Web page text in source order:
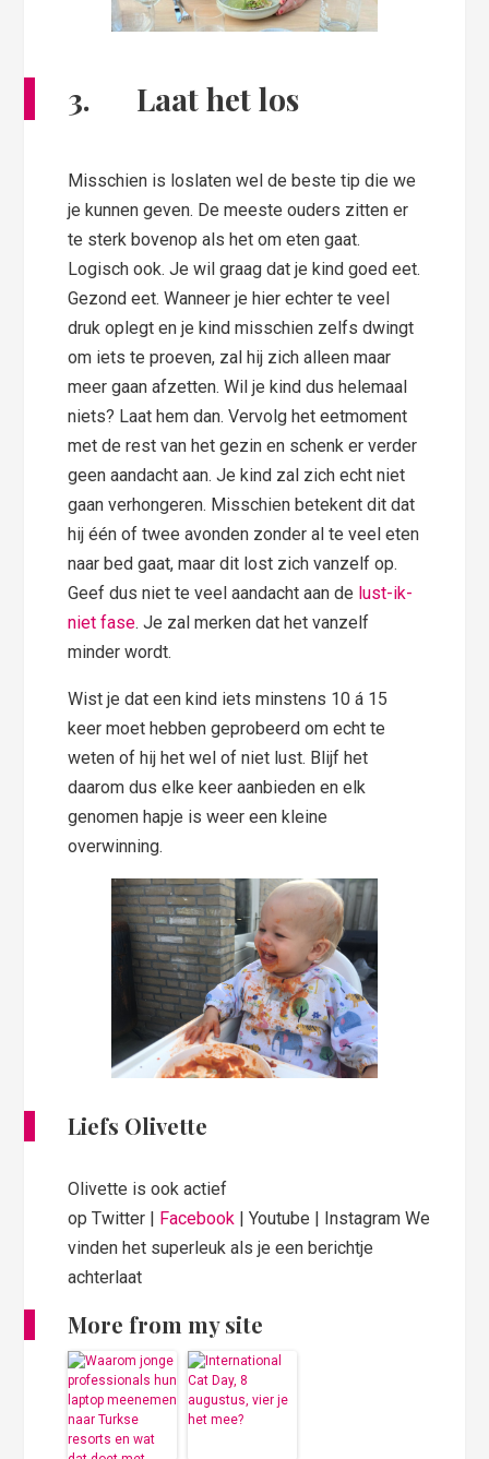
3. Laat het los
Misschien is loslaten wel de beste tip die we
je kunnen geven. De meeste ouders zitten er
te sterk bovenop als het om eten gaat.
Logisch ook. Je wil graag dat je kind goed eet.
Gezond eet. Wanneer je hier echter te veel
druk oplegt en je kind misschien zelfs dwingt
om iets te proeven, zal hij zich alleen maar
meer gaan afzetten. Wil je kind dus helemaal
niets? Laat hem dan. Vervolg het eetmoment
met de rest van het gezin en schenk er verder
geen aandacht aan. Je kind zal zich echt niet
gaan verhongeren. Misschien betekent dit dat
hij één of twee avonden zonder al te veel eten
naar bed gaat, maar dit lost zich vanzelf op.
Geef dus niet te veel aandacht aan de lust-ik-
niet fase. Je zal merken dat het vanzelf
minder wordt.
Wist je dat een kind iets minstens 10 á 15
keer moet hebben geprobeerd om echt te
weten of hij het wel of niet lust. Blijf het
daarom dus elke keer aanbieden en elk
genomen hapje is weer een kleine
overwinning.
Liefs Olivette
Olivette is ook actief
op Twitter | Facebook | Youtube | Instagram We
vinden het superleuk als je een berichtje
achterlaat
More from my site